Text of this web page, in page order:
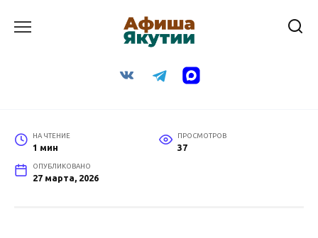
НА ЧТЕНИЕ
1 мин
ПРОСМОТРОВ
37
ОПУБЛИКОВАНО
27 марта, 2026